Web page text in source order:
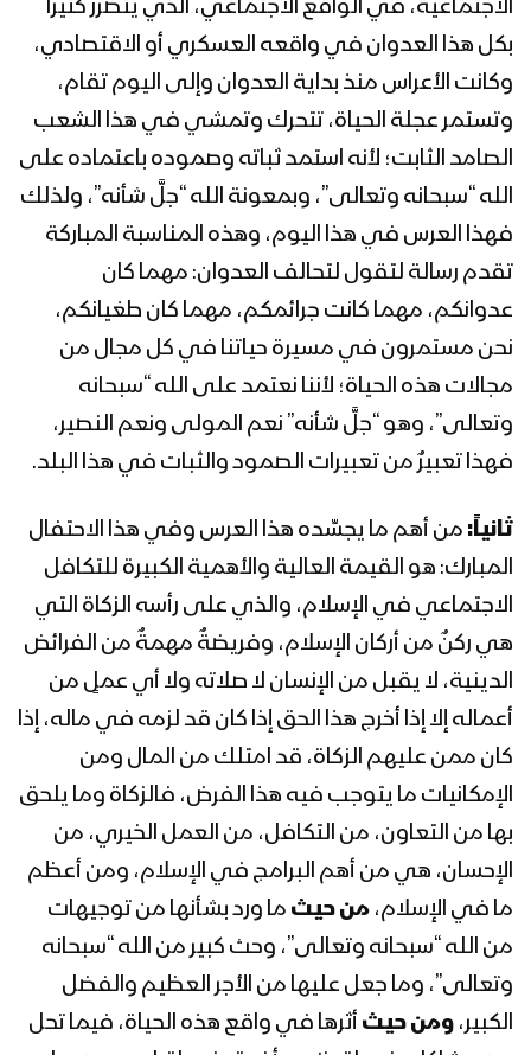
الاجتماعية، في الواقع الاجتماعي، الذي يتضرر كثيراً
بكل هذا العدوان في واقعه العسكري أو الاقتصادي،
وكانت الأعراس منذ بداية العدوان وإلى اليوم تقام،
وتستمر عجلة الحياة، تتحرك وتمشي في هذا الشعب
الصامد الثابت؛ لأنه استمد ثباته وصموده باعتماده على
الله “سبحانه وتعالى”، وبمعونة الله “جلَّ شأنه”، ولذلك
فهذا العرس في هذا اليوم، وهذه المناسبة المباركة
تقدم رسالة لتقول لتحالف العدوان: مهما كان
عدوانكم، مهما كانت جرائمكم، مهما كان طغيانكم،
نحن مستمرون في مسيرة حياتنا في كل مجال من
مجالات هذه الحياة؛ لأننا نعتمد على الله “سبحانه
وتعالى”، وهو “جلَّ شأنه” نعم المولى ونعم النصير،
فهذا تعبيرٌ من تعبيرات الصمود والثبات في هذا البلد.
ثانياً: من أهم ما يجسِّده هذا العرس وفي هذا الاحتفال
المبارك: هو القيمة العالية والأهمية الكبيرة للتكافل
الاجتماعي في الإسلام، والذي على رأسه الزكاة التي
هي ركنٌ من أركان الإسلام، وفريضةٌ مهمةٌ من الفرائض
الدينية، لا يقبل من الإنسان لا صلاته ولا أي عملٍ من
أعماله إلا إذا أخرج هذا الحق إذا كان قد لزمه في ماله، إذا
كان ممن عليهم الزكاة، قد امتلك من المال ومن
الإمكانيات ما يتوجب فيه هذا الفرض، فالزكاة وما يلحق
بها من التعاون، من التكافل، من العمل الخيري، من
الإحسان، هي من أهم البرامج في الإسلام، ومن أعظم
ما في الإسلام، من حيث ما ورد بشأنها من توجيهات
من الله “سبحانه وتعالى”، وحث كبير من الله “سبحانه
وتعالى”، وما جعل عليها من الأجر العظيم والفضل
الكبير، ومن حيث أثرها في واقع هذه الحياة، فيما تحل